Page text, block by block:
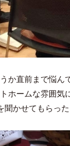
か直前まで悩ん
ホームな雰囲
かせてもらっ